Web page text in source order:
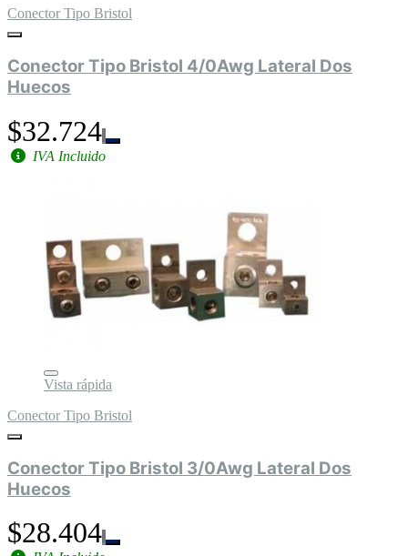
Conector Tipo Bristol
Conector Tipo Bristol 4/0Awg Lateral Dos
Huecos
$32.724
IVA Incluido
Vista rápida
Conector Tipo Bristol
Conector Tipo Bristol 3/0Awg Lateral Dos
Huecos
$28.404